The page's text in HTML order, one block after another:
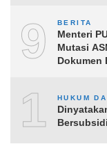
9 BERITA
Menteri
Mutasi
Dokumen
10HUKUM